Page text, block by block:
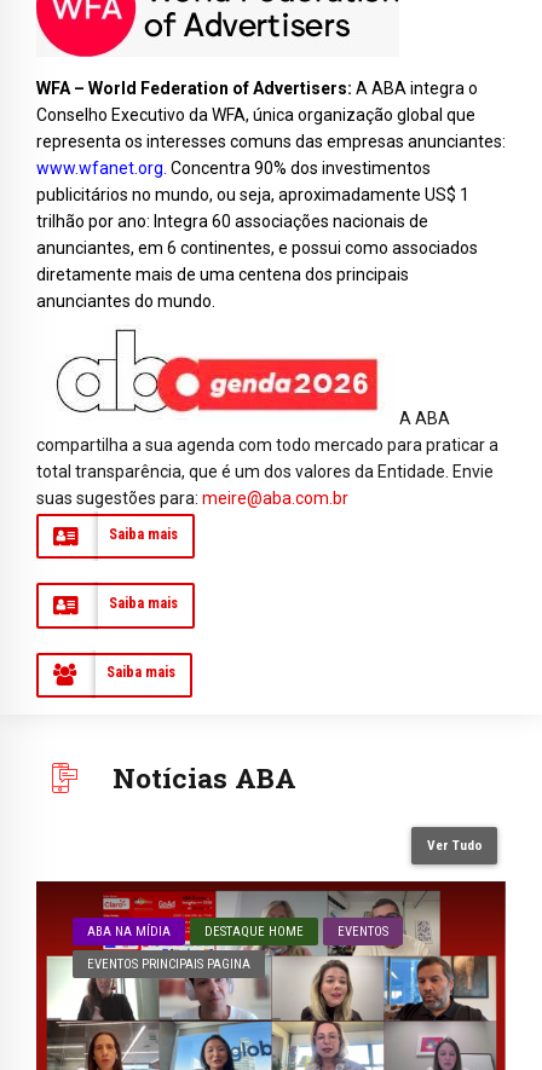
WFA – World Federation of Advertisers: A ABA integra o
Conselho Executivo da WFA, única organização global que
representa os interesses comuns das empresas anunciantes:
www.wfanet.org Concentra 90% dos investimentos
publicitários no mundo, ou seja, aproximadamente US$ 1
trilhão por ano: Integra 60 associações nacionais de
anunciantes, em 6 continentes, e possui como associados
diretamente mais de uma centena dos principais
anunciantes do mundo.
A ABA
compartilha a sua agenda com todo mercado para praticar a
total transparência, que é um dos valores da Entidade. Envie
suas sugestões para: meire@aba.com.br
Saiba mais
Saiba mais
Saiba mais
Notícias ABA
Ver Tudo
ABA NA MÍDIA DESTAQUE HOME EVENTOS
EVENTOS PRINCIPAIS PAGINA